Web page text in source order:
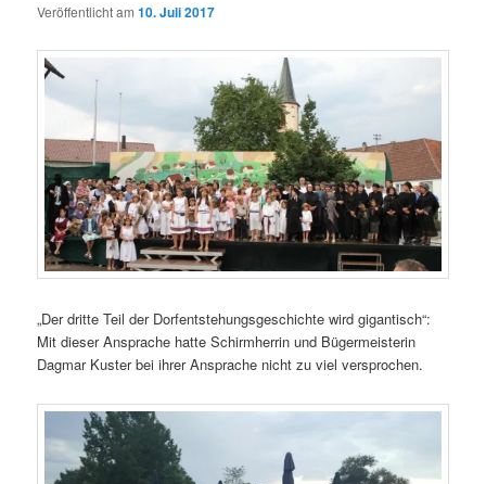
Veröffentlicht am10. Juli 2017
„Der dritte Teil der Dorfentstehungsgeschichte wird gigantisch“:
Mit dieser Ansprache hatte Schirmherrin und Bügermeisterin
Dagmar Kuster bei ihrer Ansprache nicht zu viel versprochen.